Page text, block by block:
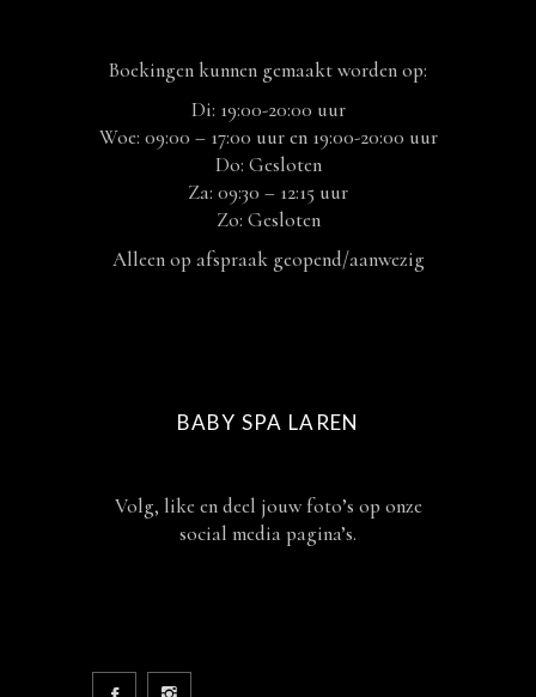
Boekingen kunnen gemaakt worden op:
Di: 19:00-20:00 uur
Woe: 09:00 – 17:00 uur en 19:00-20:00 uur
Do: Gesloten
Za: 09:30 – 12:15 uur
Zo: Gesloten
Alleen op afspraak geopend/aanwezig
BABY SPA LAREN
Volg, like en deel jouw foto’s op onze
social media pagina’s.